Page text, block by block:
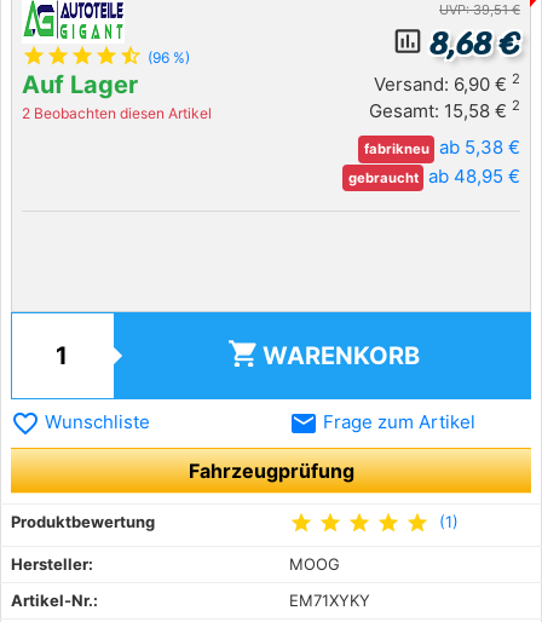
star star star star star_half (96 %)
Auf Lager
2 Beobachten diesen Artikel
UVP: 39,51 €
insert_chart_outlined 8,68 €
Versand: 6,90 € 2
Gesamt: 15,58 € 2
fabrikneu ab 5,38 €
gebraucht ab 48,95 €
shopping_cart WARENKORB
favorite_border Wunschliste email Frage zum Artikel
Fahrzeugprüfung
Produktbewertung star star star star star (1)
Hersteller:
MOOG
Artikel-Nr.:
EM71XYKY